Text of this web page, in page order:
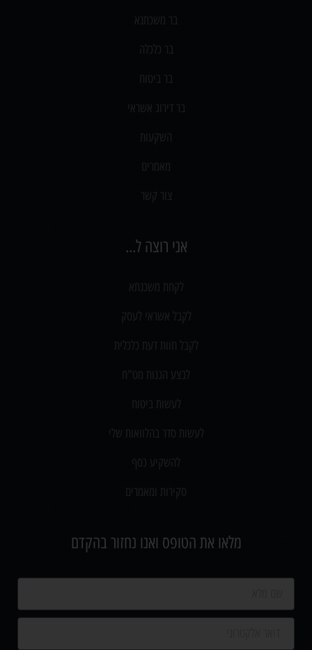
בר משכתנא
בר כלכלה
בר ביטוח
בר דירוג אשראי
השקעות
מאמרים
צור קשר
אני רוצה ל...
לקחת משכנתא
לקבל אשראי לעסק
לקבל חוות דעת כלכלית
לבצע הגנות מט"ח
לעשות ביטוח
לעשות סדר בהלוואות שלי
להשקיע כסף
סקירות ומאמרים
מלאו את הטופס ואנו נחזור בהקדם